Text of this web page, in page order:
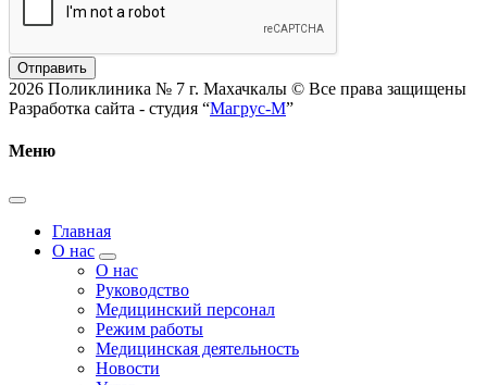
Отправить
2026 Поликлиника № 7 г. Махачкалы © Все права защищены
Разработка сайта - студия “Магрус-М”
Меню
Главная
О нас
О нас
Руководство
Медицинский персонал
Режим работы
Медицинская деятельность
Новости